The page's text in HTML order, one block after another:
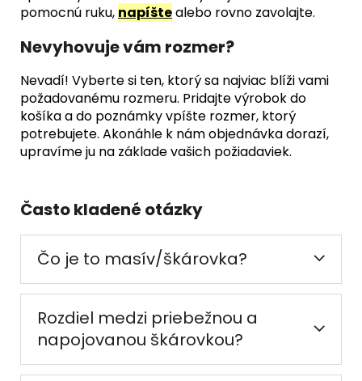
pomocnú ruku, napíštealebo rovno zavolajte.
Nevyhovuje vám rozmer?
Nevadí! Vyberte si ten, ktorý sa najviac blíži vami
požadovanému rozmeru. Pridajte výrobok do
košíka a do poznámky vpíšte rozmer, ktorý
potrebujete. Akonáhle k nám objednávka dorazí,
upravíme ju na základe vašich požiadaviek.
Často kladené otázky
Čo je to masív/škárovka?
Rozdiel medzi priebežnou a
napojovanou škárovkou?